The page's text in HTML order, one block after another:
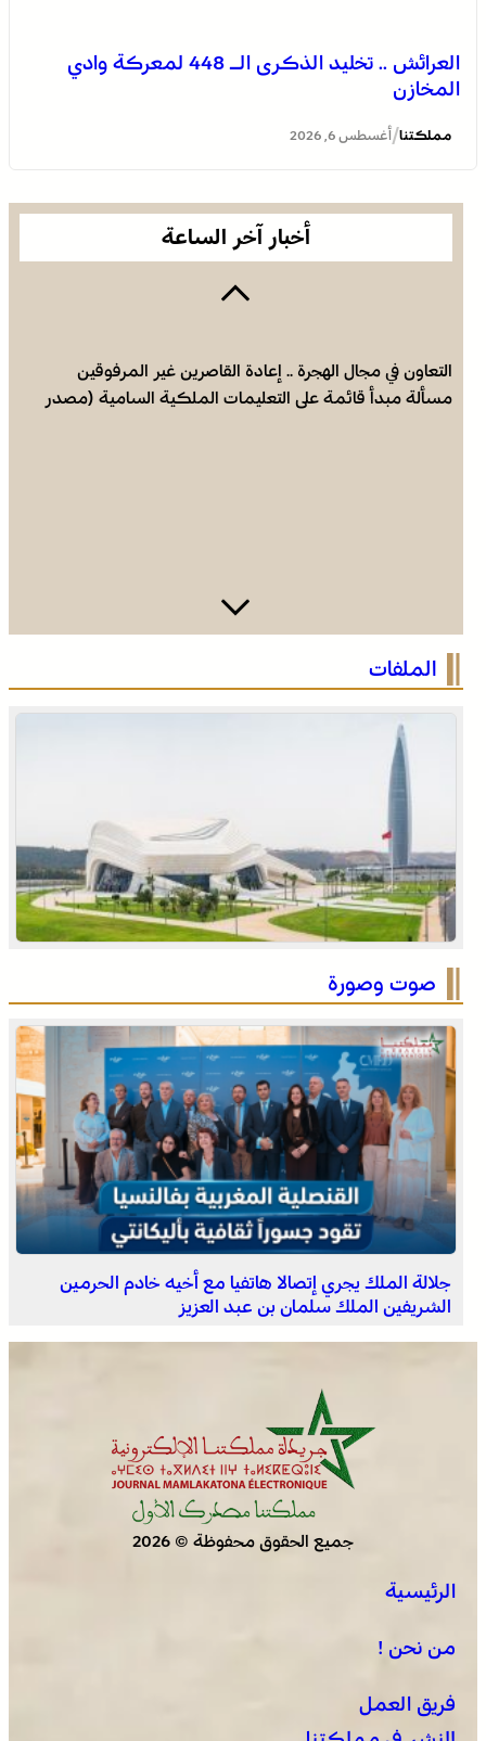
العرائش .. تخليد الذكرى الـ 448 لمعركة وادي
المخازن
مملكتنا/ أغسطس 6, 2026
أخبار آخر الساعة
المجلس الوطني لحقوق الإنسان ينتهي من تجميع معطيات
التعاون في مجال الهجرة .. إعادة القاصرين غير المرفوقين
مسألة مبدأ قائمة على التعليمات الملكية السامية (مصدر
العرائش .. تخليد الذكرى الـ 448 لمعركة وادي المخازن
القوات المسلحة الملكية .. جاهزية عملياتية وتدخلات جوية
المجلس الوطني لحقوق الإنسان ينتهي من تجميع معطيات
“أزمة سبتة ومليلية”
الملفات
صوت وصورة
جلالة الملك يجري إتصالا هاتفيا مع أخيه خادم الحرمين
الشريفين الملك سلمان بن عبد العزيز
جميع الحقوق محفوظة © 2026
الرئيسية
من نحن !
فريق العمل